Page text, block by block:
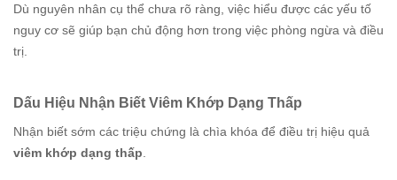
Dù nguyên nhân cụ thể chưa rõ ràng, việc hiểu được các yếu tố
nguy cơ sẽ giúp bạn chủ động hơn trong việc phòng ngừa và điều
trị.
Dấu Hiệu Nhận Biết Viêm Khớp Dạng Thấp
Nhận biết sớm các triệu chứng là chìa khóa để điều trị hiệu quả
viêm khớp dạng thấp